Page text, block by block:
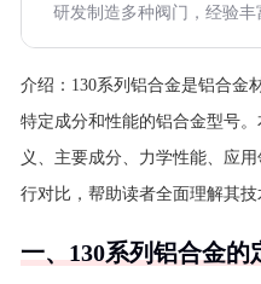
研发制造多种阀门，经验丰
介绍： 130系列铝合金是铝合金
特定成分和性能的铝合金型号
义、主要成分、力学性能、应
行对比，帮助读者全面理解其技
一、130系列铝合金的